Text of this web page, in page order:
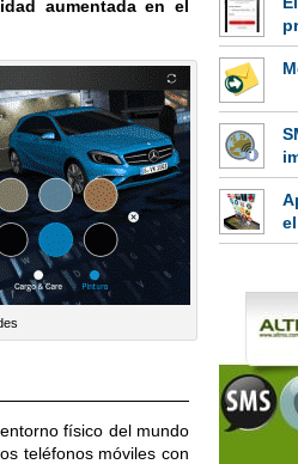
aumentada en el
físico del mundo
teléfonos móviles con